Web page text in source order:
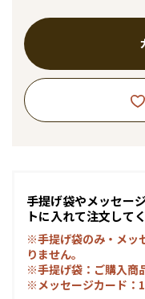
手提げ袋やメッセー
トに入れて注文して
※手提げ袋のみ・メッ
りません。
※手提げ袋：ご購入商
※メッセージカード：